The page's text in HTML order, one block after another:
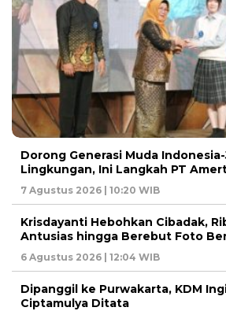
Dorong Generasi Muda
Lingkungan, Ini Langkah PT
7 Agustus 2026 | 10:20 WIB
Krisdayanti Hebohkan Cibadak,
Antusias hingga Berebut Foto
6 Agustus 2026 | 12:04 WIB
Dipanggil ke Purwakarta, KDM
Ciptamulya Ditata